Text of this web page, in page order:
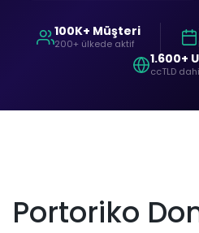
100K+ Müşteri
200+ ülkede aktif
1.600+
ccTLD
Portoriko